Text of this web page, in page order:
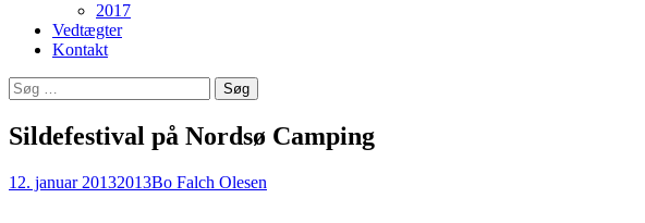
2017
Vedtægter
Kontakt
Søg
efter:
Sildefestival på Nordsø Camping
12. januar 20132013Bo Falch Olesen